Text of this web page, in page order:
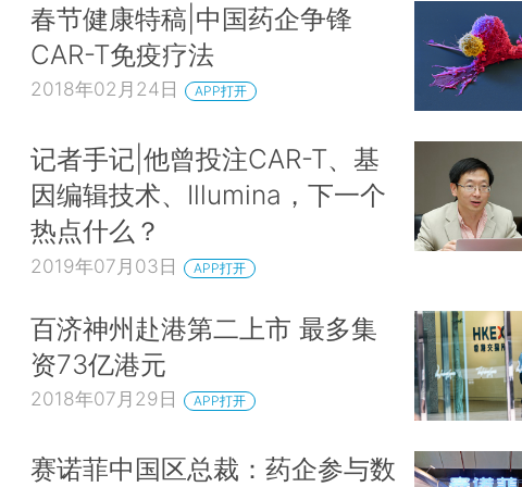
春节健康特稿|中国药企争锋
CAR-T免疫疗法
2018年02月24日 APP打开
记者手记|他曾投注CAR-T、基
因编辑技术、Illumina，下一个
热点什么？
2019年07月03日 APP打开
百济神州赴港第二上市 最多集
资73亿港元
2018年07月29日 APP打开
赛诺菲中国区总裁：药企参与数